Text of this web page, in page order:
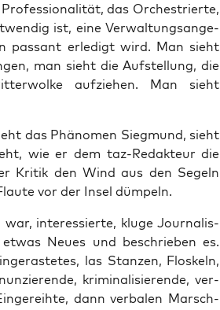
das Orches­trier­te,
ist, eine Ver­wal­tungs­an­ge­
pas­sant erle­digt wird. Man sieht
man sieht die Auf­stel­lung, die
auf­zie­hen. Man sieht
das Phä­no­men Sieg­mund, sieht
wie er dem taz-Redak­teur die
Kri­tik den Wind aus den Segeln
vor der Insel dümpeln.
inter­es­sier­te, klu­ge Jour­na­lis­
Neu­es und beschrie­ben es.
las Stan­zen, Flos­keln,
kri­mi­na­li­sie­ren­de, ver­
dann ver­ba­len Marsch­